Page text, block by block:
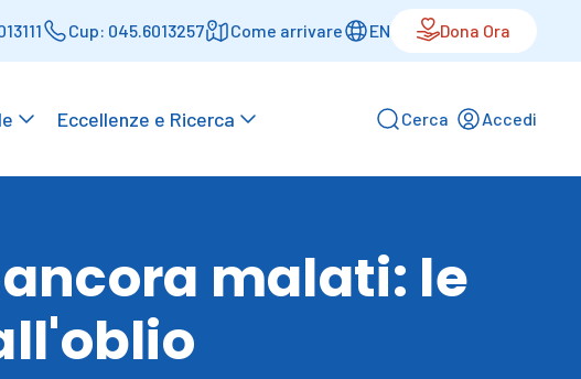
Cup: 045.6013257 Come arrivare EN Dona Ora
Eccellenze e Ricerca Cerca Accedi
malati: le